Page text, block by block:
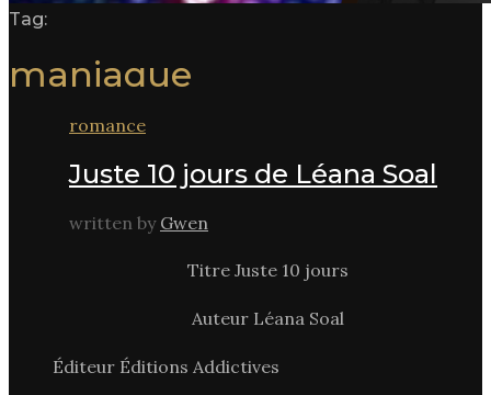
Tag:
maniaque
romance
Juste 10 jours de Léana Soal
written by Gwen
Titre Juste 10 jours
Auteur Léana Soal
Éditeur Éditions Addictives